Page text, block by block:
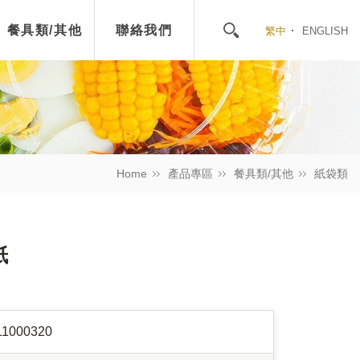
餐具類/其他 聯絡我們 繁中 ENGLISH
Home 產品專區 餐具類/其他 紙袋類